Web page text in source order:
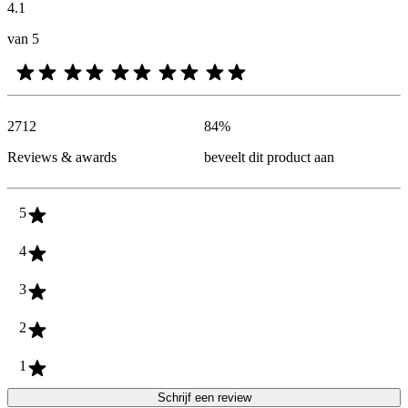
4.1
van 5
2712
Reviews & awards
84%
beveelt dit product aan
5
4
3
2
1
Schrijf een review